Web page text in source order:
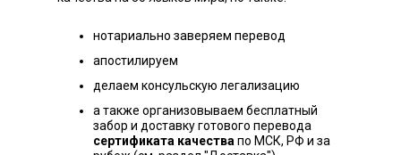
нотариально заверяем перевод
апостилируем
делаем консульскую легализацию
а также организовываем бесплатный
забор и доставку готового перевода
сертификата качества по МСК, РФ и за